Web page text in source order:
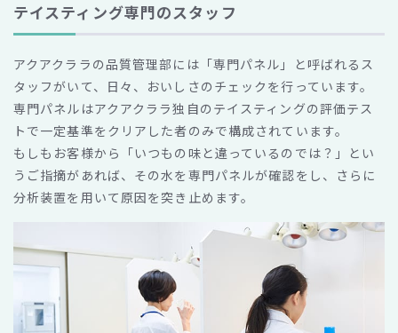
テイスティング専門のスタッフ
アクアクララの品質管理部には「専門パネル」と呼ばれるス
タッフがいて、日々、おいしさのチェックを行っています。
専門パネルはアクアクララ独自のテイスティングの評価テス
トで一定基準をクリアした者のみで構成されています。
もしもお客様から「いつもの味と違っているのでは？」とい
うご指摘があれば、その水を専門パネルが確認をし、さらに
分析装置を用いて原因を突き止めます。